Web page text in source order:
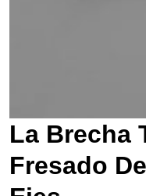
La Brecha
Fresado